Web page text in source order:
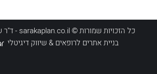
כל הזכויות שמורות © sarakaplan.co.il - ד"ר שרה קפלן 2026
בניית אתרים לרופאים & שיווק דיגיטלי